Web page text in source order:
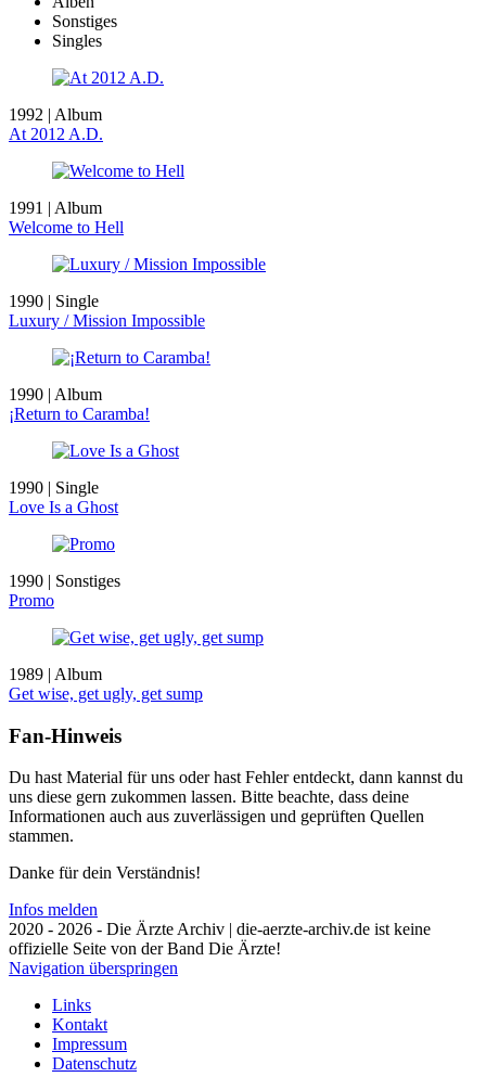
Sonstiges
Singles
1992 | Album
At 2012 A.D.
1991 | Album
Welcome to Hell
1990 | Single
Luxury / Mission Impossible
1990 | Album
¡Return to Caramba!
1990 | Single
Love Is a Ghost
1990 | Sonstiges
Promo
1989 | Album
Get wise, get ugly, get sump
Fan-Hinweis
Du hast Material für uns oder hast Fehler entdeckt, dann kannst du
uns diese gern zukommen lassen. Bitte beachte, dass deine
Informationen auch aus zuverlässigen und geprüften Quellen
stammen.
Danke für dein Verständnis!
Infos melden
2020 - 2026 - Die Ärzte Archiv | die-aerzte-archiv.de ist keine
offizielle Seite von der Band Die Ärzte!
Navigation überspringen
Links
Kontakt
Impressum
Datenschutz